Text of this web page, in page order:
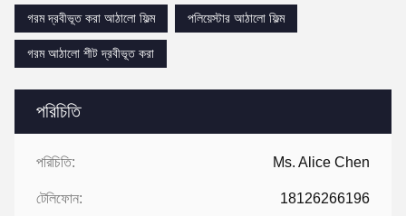
পরিচিতি
পরিচিতি: Ms. Alice Chen
টেলিফোন: 18126266196
গরম দ্রবীভূত করা আঠালো ফিল্ম
পলিয়েস্টার আঠালো ফিল্ম
গরম আঠালো শীট দ্রবীভূত করা